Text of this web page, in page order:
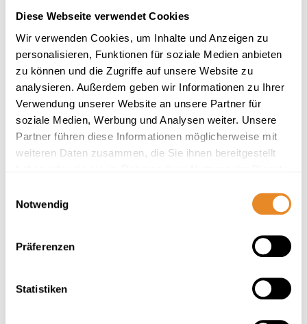
Diese Webseite verwendet Cookies
Wir verwenden Cookies, um Inhalte und Anzeigen zu
personalisieren, Funktionen für soziale Medien anbieten
zu können und die Zugriffe auf unsere Website zu
analysieren. Außerdem geben wir Informationen zu Ihrer
Verwendung unserer Website an unsere Partner für
soziale Medien, Werbung und Analysen weiter. Unsere
Partner führen diese Informationen möglicherweise mit
weiteren Daten zusammen, die Sie ihnen bereitgestellt
Notwendig
Präferenzen
Statistiken
oder nach Umständen zu forschen, die auf eine
rechtswidrige Tätigkeit hinweisen.
Verpflichtungen zur Entfernung oder Sperrung der
Nutzung von Informationen nach den allgemeinen
Gesetzen bleiben hiervon unberührt. Eine diesbezügliche
Haftung ist jedoch erst ab dem Zeitpunkt der Kenntnis
einer konkreten Rechtsverletzung möglich. Bei
Bekanntwerden von entsprechenden Rechtsverletzungen
Haftung für Links
auf deren Inhalte wir keinen Einfluss haben. Deshalb
übernehmen. Für die Inhalte der verlinkten Seiten ist stets